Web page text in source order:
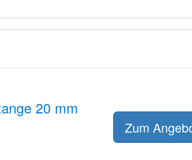
20 mm
Zum